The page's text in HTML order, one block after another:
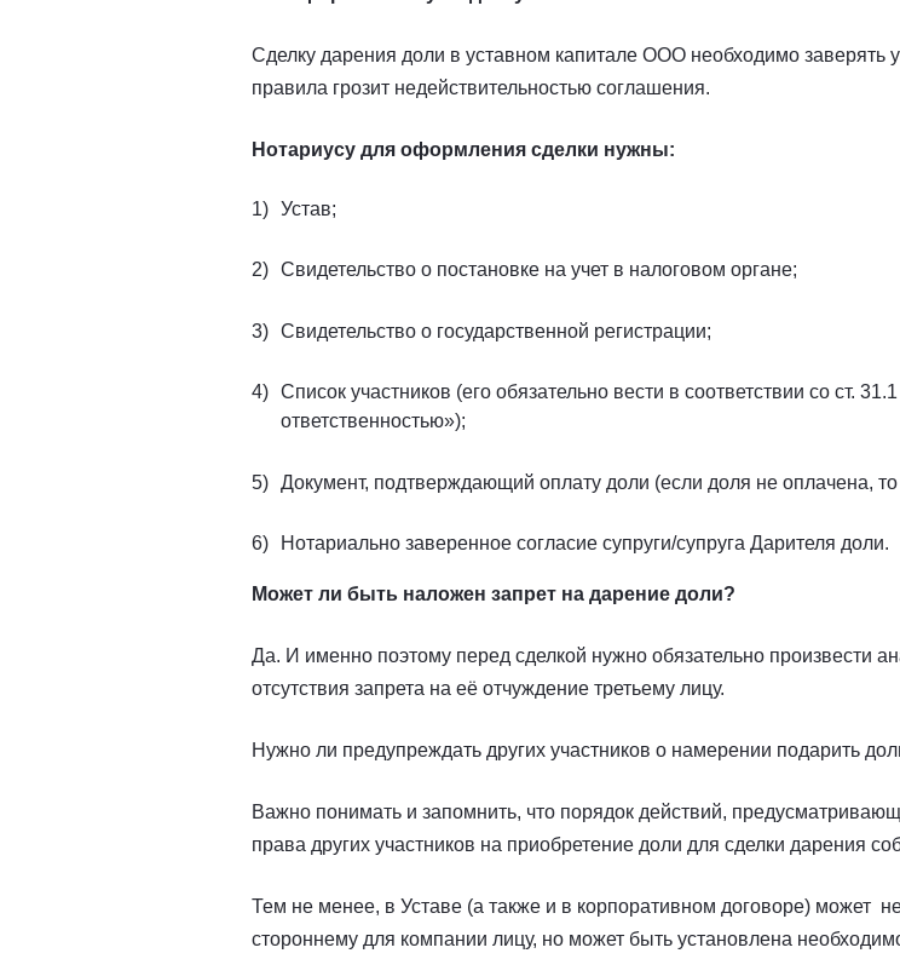
Сделку дарения доли в уставном капитале ООО необходимо заверять
правила грозит недействительностью соглашения.
Нотариусу для оформления сделки нужны:
Устав;
Свидетельство о постановке на учет в налоговом органе;
Свидетельство о государственной регистрации;
Список участников (его обязательно вести в соответствии со ст.
ответственностью»);
Документ, подтверждающий оплату доли (если доля не оплачена,
Нотариально заверенное согласие супруги/супруга Дарителя доли.
Может ли быть наложен запрет на дарение доли?
Да. И именно поэтому перед сделкой нужно обязательно произвести
отсутствия запрета на её отчуждение третьему лицу.
Нужно ли предупреждать других участников о намерении подарить
Важно понимать и запомнить, что порядок действий,
права других участников на приобретение доли для сделки дарения
Тем не менее, в Уставе (а также и в корпоративном договоре) может
стороннему для компании лицу, но может быть установлена